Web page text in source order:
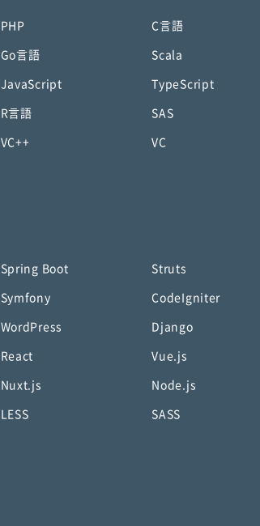
PHP C言語
Go言語 Scala
JavaScript TypeScript
R言語 SAS
VC++ VC
Spring Boot Struts
Symfony CodeIgniter
WordPress Django
React Vue.js
Nuxt.js Node.js
LESS SASS